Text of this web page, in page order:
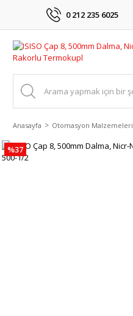
0 212 235 6025
Anasayfa Otomasyon Malzemeleri
%37